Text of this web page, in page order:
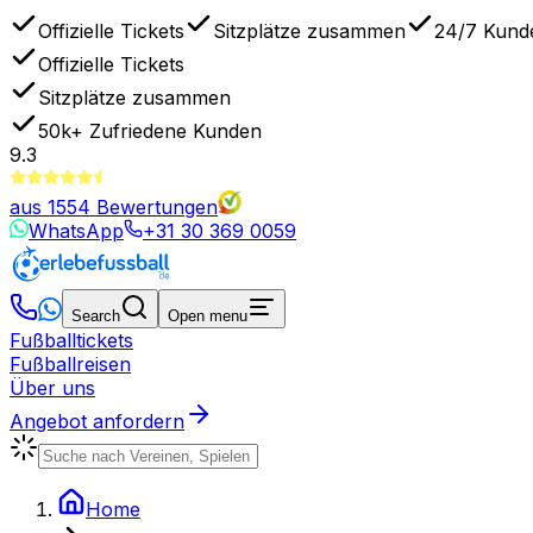
Offizielle Tickets Sitzplätze zusammen
24/7
Offizielle Tickets
Sitzplätze zusammen
50k+ Zufriedene Kunden
9.3
aus 1554 Bewertungen
WhatsApp
+31 30 369 0059
Search Open menu
Fußballtickets
Fußballreisen
Über uns
Angebot anfordern
Home